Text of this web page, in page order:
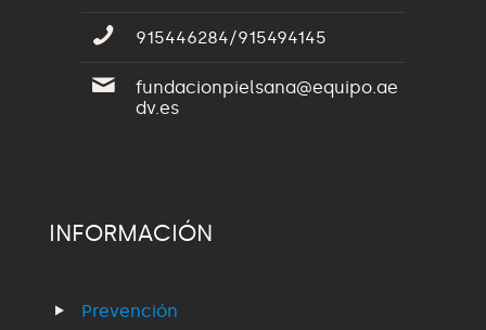
915446284/915494145
fundacionpielsana@equipo.ae
dv.es
INFORMACIÓN
Prevención